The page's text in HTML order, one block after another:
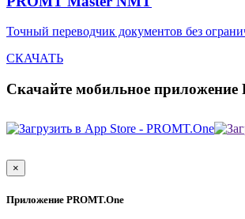
Точный переводчик документов без
СКАЧАТЬ
Скачайте мобильное приложение
×
Приложение PROMT.One